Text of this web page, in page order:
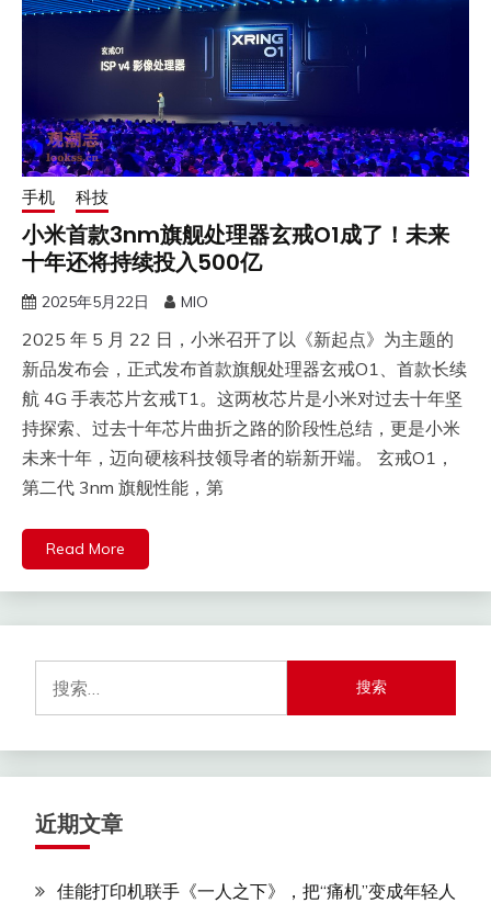
手机 科技
小米首款3nm旗舰处理器玄戒O1成了！未来
十年还将持续投入500亿
2025年5月22日 MIO
2025 年 5 月 22 日，小米召开了以《新起点》为主题的
新品发布会，正式发布首款旗舰处理器玄戒O1、首款长续
航 4G 手表芯片玄戒T1。这两枚芯片是小米对过去十年坚
持探索、过去十年芯片曲折之路的阶段性总结，更是小米
未来十年，迈向硬核科技领导者的崭新开端。 玄戒O1，
第二代 3nm 旗舰性能，第
Read More
索：
近期文章
佳能打印机联手《一人之下》，把“痛机”变成年轻人